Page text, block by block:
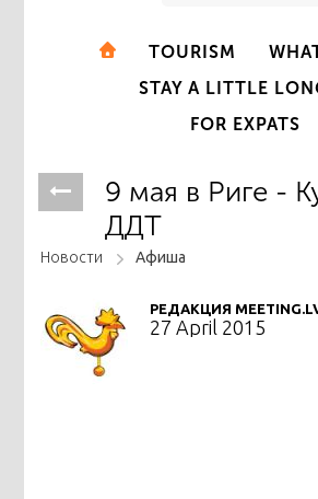
TOURISM
STAY A LITTLE
FOR EXPATS
9 мая в Риге -
ДДТ
Новости Афиша
РЕДАКЦИЯ
27 April 2015